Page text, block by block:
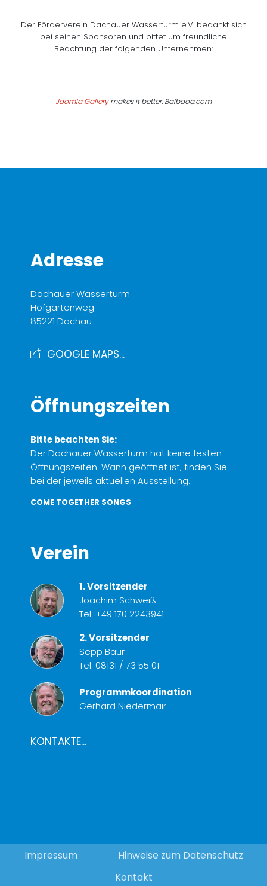
Der Förderverein Dachauer Wasserturm e.V. bedankt sich
bei seinen Sponsoren und bittet um freundliche
Beachtung der folgenden Unternehmen:
Joomla Gallerymakes it better. Balbooa.com
Adresse
Dachauer Wasserturm
Hofgartenweg
85221 Dachau
GOOGLE MAPS...
Öffnungszeiten
Bitte beachten Sie:
Der Dachauer Wasserturm hat keine festen
Öffnungszeiten. Wann geöffnet ist, finden Sie
bei der jeweils aktuellen Ausstellung.
COME TOGETHER SONGS
Verein
1. Vorsitzender
Joachim Schweiß
Tel: +49 170 2243941
2. Vorsitzender
Sepp Baur
Tel: 08131 / 73 55 01
Programmkoordination
Gerhard Niedermair
KONTAKTE...
Impressum
Hinweise zum Datenschutz
Kontakt